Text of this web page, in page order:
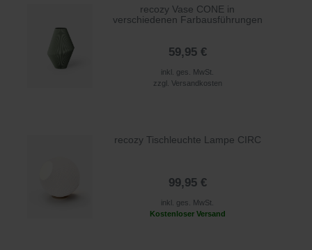
recozy Vase CONE in
verschiedenen Farbausführungen
59,95 €
inkl. ges. MwSt.
zzgl. Versandkosten
recozy Tischleuchte Lampe CIRC
99,95 €
inkl. ges. MwSt.
Kostenloser Versand